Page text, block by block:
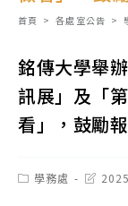
首頁 > 各處室公告 >
銘傳大學舉
訊展」及「
看」，鼓勵
Post學務處
Post